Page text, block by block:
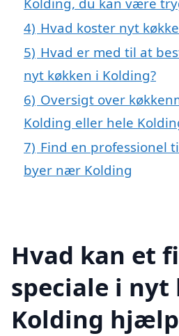
4) Hvad koster nyt
5) Hvad er med til at
nyt køkken i Kolding?
6) Oversigt over
Kolding eller hele
7) Find en professionel
byer nær Kolding
Hvad kan et
speciale i nyt
Kolding